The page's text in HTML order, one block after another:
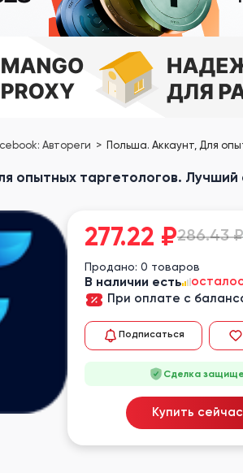
Автореги Польша. Аккаунт, Для
опытных таргетологов.
277.22 ₽286.43 ₽
Продано: 0 товаров
В наличии есть
При оплате с
Подписаться
Сделка
Купить сейчас